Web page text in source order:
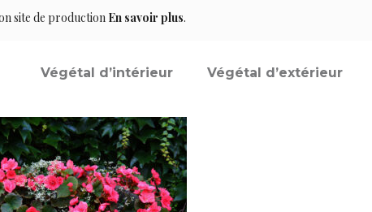
site de production En savoir plus.
Végétal d’intérieur Végétal d’extérieur